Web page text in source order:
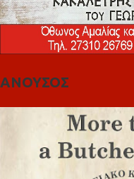
ΑΝΟΥΣΟΣ